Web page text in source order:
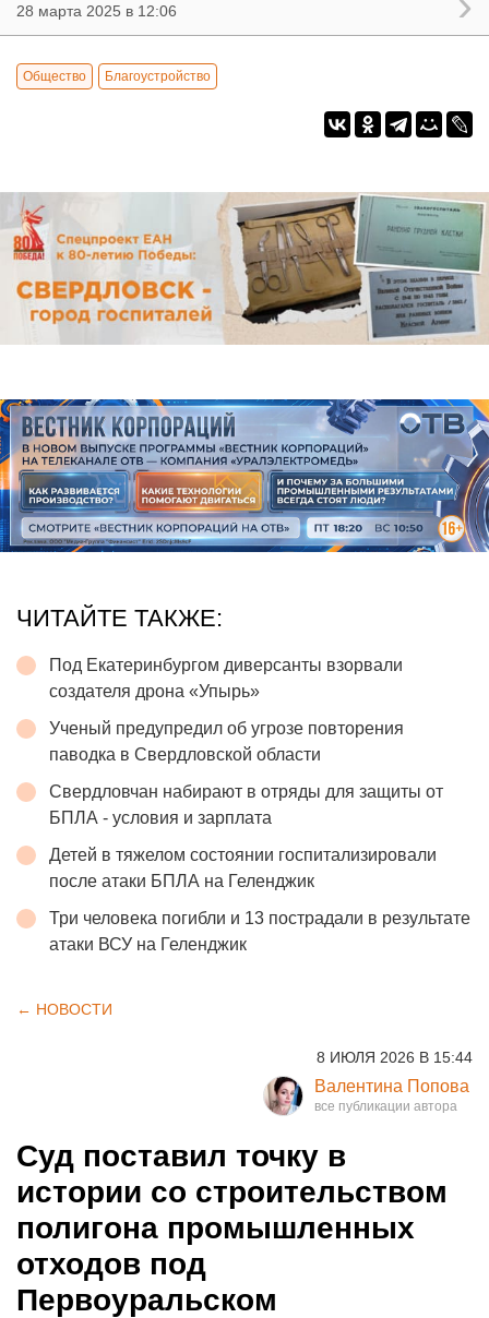
28 марта 2025 в 12:06
Общество Благоустройство
ЧИТАЙТЕ ТАКЖЕ:
Под Екатеринбургом диверсанты взорвали
создателя дрона «Упырь»
Ученый предупредил об угрозе повторения
паводка в Свердловской области
Свердловчан набирают в отряды для защиты от
БПЛА - условия и зарплата
Детей в тяжелом состоянии госпитализировали
после атаки БПЛА на Геленджик
Три человека погибли и 13 пострадали в результате
атаки ВСУ на Геленджик
← НОВОСТИ
8 ИЮЛЯ 2026 В 15:44
Валентина Попова
Суд поставил точку в
истории со строительством
полигона промышленных
отходов под
Первоуральском